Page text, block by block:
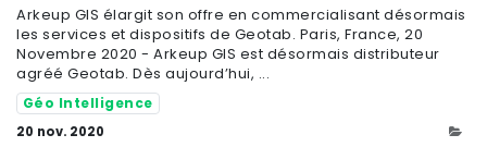
Arkeup GIS élargit son offre en commercialisant désormais
les services et dispositifs de Geotab. Paris, France, 20
Novembre 2020 - Arkeup GIS est désormais distributeur
agréé Geotab. Dès aujourd’hui, ...
Géo Intelligence
20 nov. 2020